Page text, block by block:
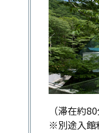
（滞在約80
※別途入館